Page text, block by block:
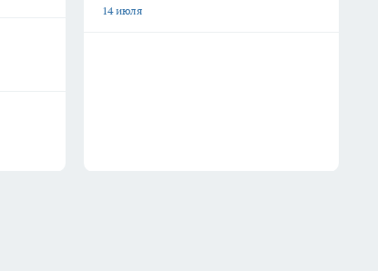
14 июля